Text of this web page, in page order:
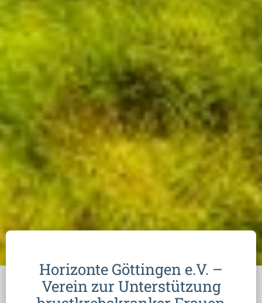
Horizonte Göttingen e.V. –
Verein zur Unterstützung